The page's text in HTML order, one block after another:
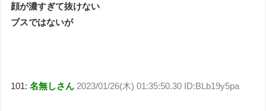
顔が濃すぎて抜けない
ブスではないが
101:名無しさん 2023/01/26(木) 01:35:50.30 ID:BLb19y5pa